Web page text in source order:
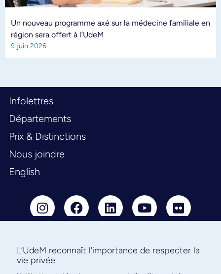
Un nouveau programme axé sur la médecine familiale en
région sera offert à l’UdeM
9 juin 2026
Infolettres
Départements
Prix & Distinctions
Nous joindre
English
Abonnez-vous à notre infolettre
L’UdeM reconnaît l’importance de respecter la
vie privée